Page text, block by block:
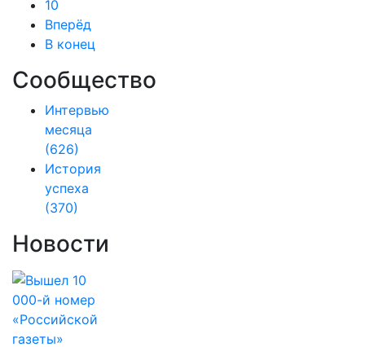
10
Вперёд
В конец
Сообщество
Интервью
месяца
(626)
История
успеха
(370)
Новости